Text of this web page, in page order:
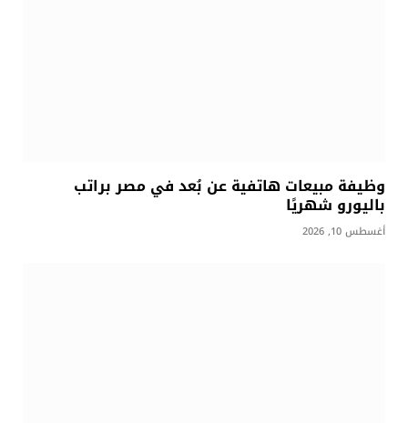
وظيفة مبيعات هاتفية عن بُعد في مصر براتب
باليورو شهريًا
أغسطس 10, 2026